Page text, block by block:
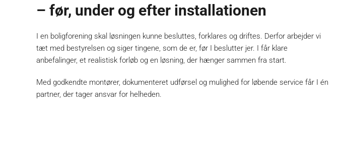
– før, under og efter installationen
I en boligforening skal løsningen kunne besluttes, forklares og driftes. Derfor arbejder vi
tæt med bestyrelsen og siger tingene, som de er, før I beslutter jer. I får klare
anbefalinger, et realistisk forløb og en løsning, der hænger sammen fra start.
Med godkendte montører, dokumenteret udførsel og mulighed for løbende service får I én
partner, der tager ansvar for helheden.